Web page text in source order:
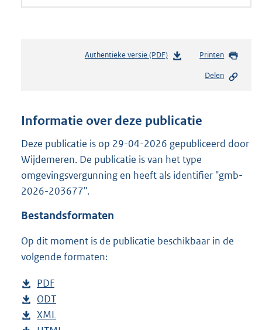
Authentieke versie (PDF)b
n
s
r
o
:
Printen
Delen
Informatie over deze publicatie
Deze publicatie is op 29-04-2026 gepubliceerd door
Wijdemeren. De publicatie is van het type
omgevingsvergunning en heeft als identifier "gmb-
2026-203677".
Bestandsformaten
Op dit moment is de publicatie beschikbaar in de
volgende formaten:
D
o
w
PDF
e
s
D
o
ODT
D
XML